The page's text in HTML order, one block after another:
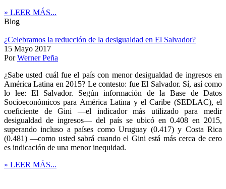
» LEER MÁS...
Blog
¿Celebramos la reducción de la desigualdad en El Salvador?
15 Mayo 2017
PorWerner Peña
¿Sabe usted cuál fue el país con menor desigualdad de ingresos en
América Latina en 2015? Le contesto: fue El Salvador. Sí, así como
lo lee: El Salvador. Según información de la Base de Datos
Socioeconómicos para América Latina y el Caribe (SEDLAC), el
coeficiente de Gini —el indicador más utilizado para medir
desigualdad de ingresos— del país se ubicó en 0.408 en 2015,
superando incluso a países como Uruguay (0.417) y Costa Rica
(0.481) —como usted sabrá cuando el Gini está más cerca de cero
es indicación de una menor inequidad.
» LEER MÁS...